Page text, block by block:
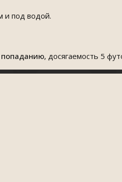
и под водой.
попаданию, досягаемость 5